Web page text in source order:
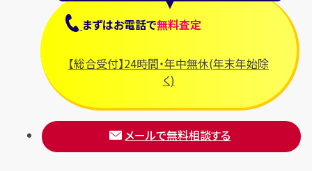
まずはお電話で無料査定
【総合受付】24時間・年中無休(年末年始除
く)
メールで無料相談する